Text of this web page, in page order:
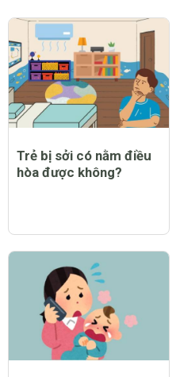
Trẻ bị sởi có nằm điều
hòa được không?